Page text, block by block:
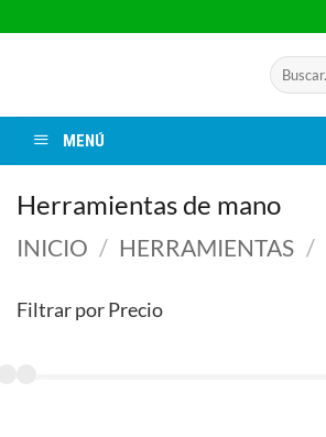
al
Buscar
por:
MENÚ
Herramientas de mano
INICIO / HERRAMIENTAS /
Filtrar por Precio